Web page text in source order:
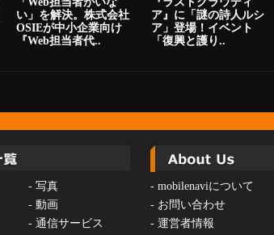
い」を解決。株式会社
OSIEが中小企業向け
『Web担当者代..
ア』に「謎の詩人ルシ
ア」登場！イベント
「復興と護り..
- 写真
- 動画
- 通信サービス
- mobilenaviについて
- お問い合わせ
- 運営者情報